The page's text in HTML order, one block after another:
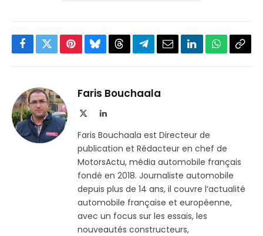
Facebook
TwitterPinterestBlueskyThreadsPartager
Telegram
EmailLinkedInWhatsApp
Faris Bouchaala
LinkedIn
Faris Bouchaala est Directeur de
publication et Rédacteur en chef de
MotorsActu, média automobile français
fondé en 2018. Journaliste automobile
depuis plus de 14 ans, il couvre l’actualité
automobile française et européenne,
avec un focus sur les essais, les
nouveautés constructeurs,